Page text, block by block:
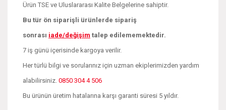
Ürün TSE ve Uluslararası Kalite Belgelerine sahiptir.
Bu tür ön siparişli ürünlerde sipariş
sonrası iade/değişim talep edilememektedir.
7 iş günü içerisinde kargoya verilir.
Her türlü bilgi ve sorularınız için uzman ekiplerimizden yardım
alabilirsiniz. 0850 304 4 506
Bu ürünün üretim hatalarına karşı garanti süresi 5 yıldır.